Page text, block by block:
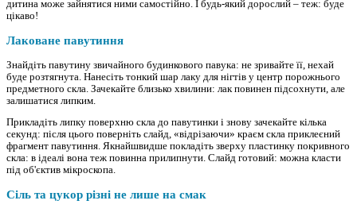
дитина може зайнятися ними самостійно. І будь-який дорослий – теж: буде
цікаво!
Лаковане павутиння
Знайдіть павутину звичайного будинкового павука: не зривайте її, нехай
буде розтягнута. Нанесіть тонкий шар лаку для нігтів у центр порожнього
предметного скла. Зачекайте близько хвилини: лак повинен підсохнути, але
залишатися липким.
Прикладіть липку поверхню скла до павутинки і знову зачекайте кілька
секунд: після цього поверніть слайд, «відрізаючи» краєм скла приклеєний
фрагмент павутиння. Якнайшвидше покладіть зверху пластинку покривного
скла: в ідеалі вона теж повинна прилипнути. Слайд готовий: можна класти
під об'єктив мікроскопа.
Сіль та цукор різні не лише на смак